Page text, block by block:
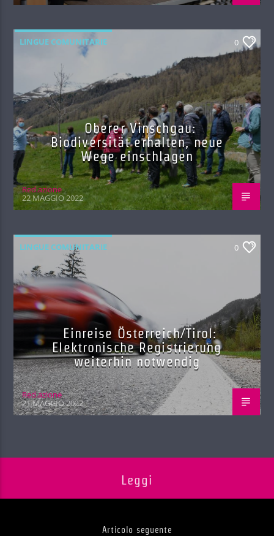
LINGUE COMUNITARIE 0
Oberer Vinschgau:
Biodiversität erhalten, neue
Wege einschlagen
Red.azione
22 MAGGIO 2022
LINGUE COMUNITARIE 0
Einreise Österreich/Tirol:
Elektronische Registrierung
weiterhin notwendig
Red.azione
21 MAGGIO 2022
Leggi
Articolo seguente